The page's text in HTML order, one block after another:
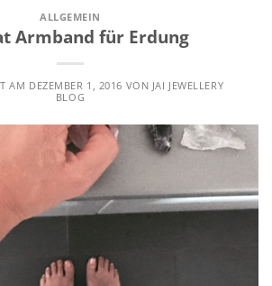
ALLGEMEIN
Armband für Erdung
AM DEZEMBER 1, 2016 VON JAI JEWELLERY
BLOG